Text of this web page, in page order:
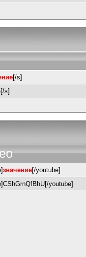
[/s]
s]
значение[/youtube]
youtube]